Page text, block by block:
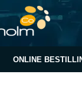
ONLINE